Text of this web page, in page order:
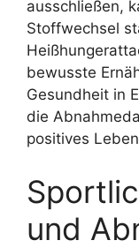
ausschließen,
Stoffwechsel
bewusste
Gesundheit in
die
positives
und